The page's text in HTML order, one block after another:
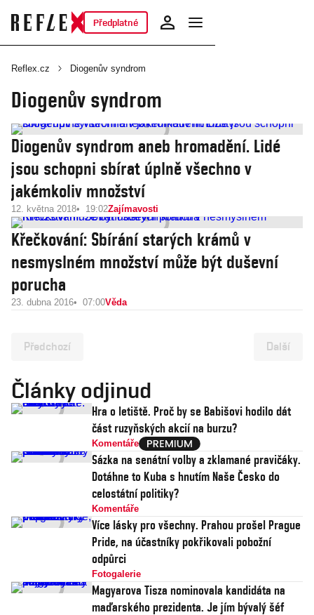
Předplatné
Reflex.cz Diogenův syndrom
Diogenův syndrom
Diogenův syndrom aneb hromadění. Lidé
jsou schopni sbírat úplně všechno v
jakémkoliv množství
12. května 2018 19:02Zajímavosti
Křečkování: Sbírání starých krámů v
nesmyslném množství může být duševní
porucha
23. dubna 2016 07:00Věda
Předchozí Další
Články odjinud
Hra o letiště. Proč by se Babišovi hodilo dát
část ruzyňských akcií na burzu?
Komentáře
Sázka na senátní volby a zklamané pravičáky.
Dotáhne to Kuba s hnutím Naše Česko do
celostátní politiky?
Komentáře
Více lásky pro všechny. Prahou prošel Prague
Pride, na účastníky pokřikovali pobožní
odpůrci
Fotogalerie
Magyarova Tisza nominovala kandidáta na
maďarského prezidenta. Je jím bývalý šéf